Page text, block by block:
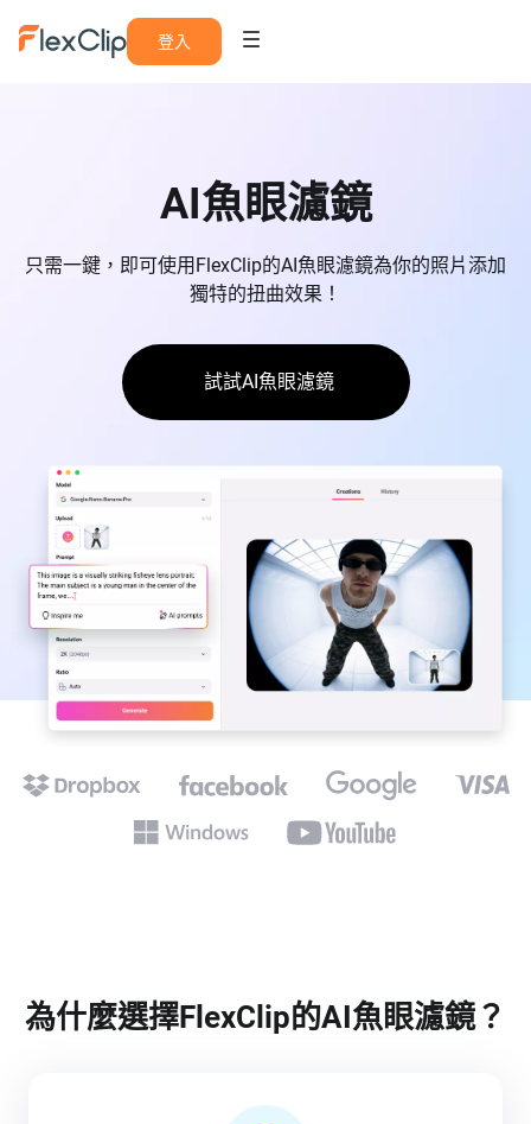
登入
AI魚眼濾鏡
只需一鍵，即可使用FlexClip的AI魚眼濾鏡為你的照片添加
獨特的扭曲效果！
試試AI魚眼濾鏡
為什麼選擇FlexClip的AI魚眼濾鏡？